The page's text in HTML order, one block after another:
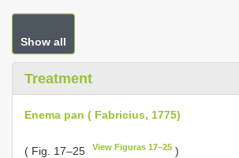
Show all
Treatment
Enema pan ( Fabricius, 1775)
( Fig. 17–25 View Figuras 17–25 )